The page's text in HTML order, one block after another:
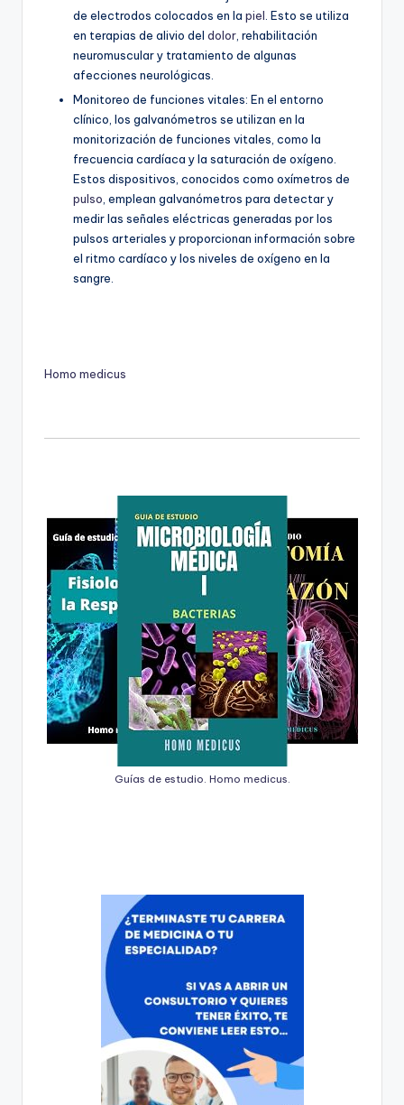
de electrodos colocados en la piel . Esto se utiliza
en terapias de alivio del dolor , rehabilitación
neuromuscular y tratamiento de algunas
afecciones neurológicas.
Monitoreo de funciones vitales: En el entorno
clínico, los galvanómetros se utilizan en la
monitorización de funciones vitales, como la
frecuencia cardíaca y la saturación de oxígeno.
Estos dispositivos, conocidos como oxímetros de
pulso , emplean galvanómetros para detectar y
medir las señales eléctricas generadas por los
pulsos arteriales y proporcionan información sobre
el ritmo cardíaco y los niveles de oxígeno en la
sangre.
Homo medicus
Guías de estudio. Homo medicus.